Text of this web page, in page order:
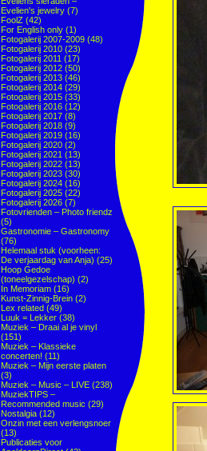
Evelien's jewelry (7)
FoolZ (42)
For English only (1)
Fotogalerij 2007-2009 (48)
Fotogalerij 2010 (23)
Fotogalerij 2011 (17)
Fotogalerij 2012 (50)
Fotogalerij 2013 (46)
Fotogalerij 2014 (29)
Fotogalerij 2015 (33)
Fotogalerij 2016 (12)
Fotogalerij 2017 (8)
Fotogalerij 2018 (9)
Fotogalerij 2019 (16)
Fotogalerij 2020 (2)
Fotogalerij 2021 (13)
Fotogalerij 2022 (13)
Fotogalerij 2023 (30)
Fotogalerij 2024 (16)
Fotogalerij 2025 (22)
Fotogalerij 2026 (7)
Fotovrienden – Photo friendz
(5)
Gastronomie – Gastronomy
(76)
Helemaal stuk (voorheen:
De verjaardag van Anja) (25)
Hoop Gedoe
(toneelgezelschap) (2)
In Memoriam (16)
Kunst-Zinnig-Brein (2)
Lex related (49)
Luuk = Lekker (38)
Muziek – Draai al je vinyl
(151)
Muziek – Klassieke
concerten! (11)
Muziek – Mijn eerste platen
(3)
Muziek – Music – LIVE (238)
MuziekTIPS –
Recommended music (29)
Nostalgia (12)
Onzin met een verlengsnoer
(13)
Publicaties voor